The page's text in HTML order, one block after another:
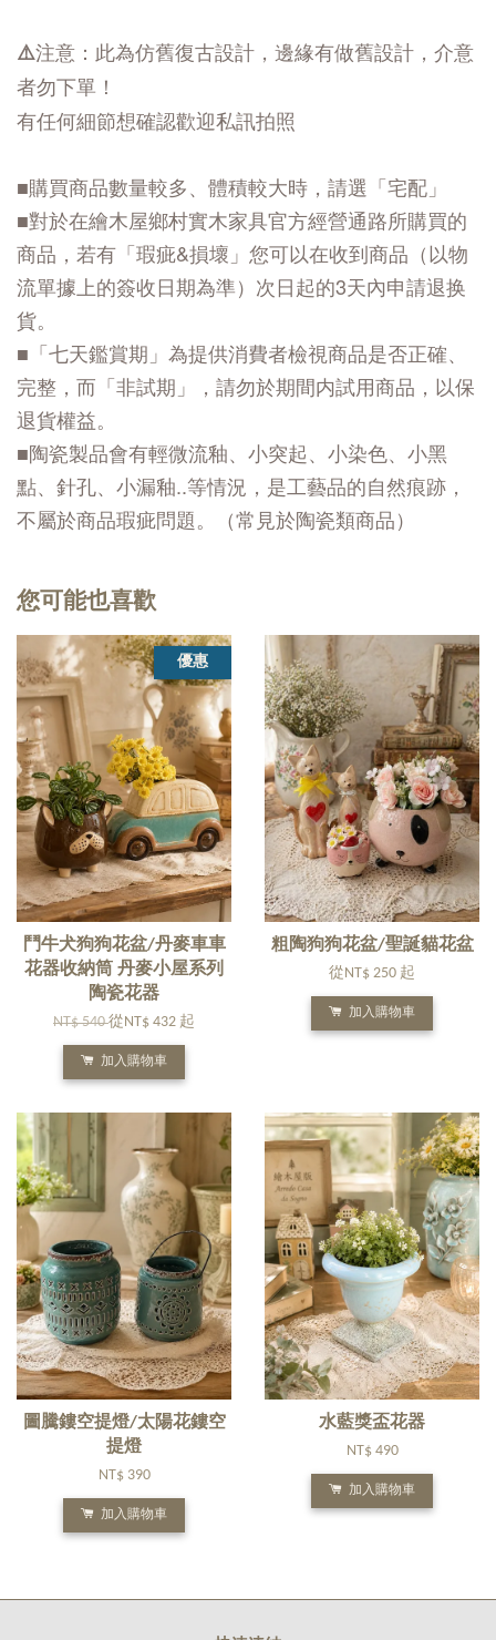
⚠️注意：此為仿舊復古設計，邊緣有做舊設計，介意
者勿下單！
有任何細節想確認歡迎私訊拍照
■購買商品數量較多、體積較大時，請選「宅配」
■對於在繪木屋鄉村實木家具官方經營通路所購買的
商品，若有「瑕疵&損壞」您可以在收到商品（以物
流單據上的簽收日期為準）次日起的3天內申請退换
貨。
■「七天鑑賞期」為提供消費者檢視商品是否正確、
完整，而「非試期」，請勿於期間内試用商品，以保
退貨權益。
■陶瓷製品會有輕微流釉、小突起、小染色、小黑
點、針孔、小漏釉..等情況，是工藝品的自然痕跡，
不屬於商品瑕疵問題。（常見於陶瓷類商品）
您可能也喜歡
優惠
鬥牛犬狗狗花盆/丹麥車車
花器收納筒 丹麥小屋系列
陶瓷花器
NT$ 540從 NT$ 432 起
加入購物車
粗陶狗狗花盆/聖誕貓花盆
從 NT$ 250 起
加入購物車
圖騰鏤空提燈/太陽花鏤空
提燈
NT$ 390
加入購物車
水藍獎盃花器
NT$ 490
加入購物車